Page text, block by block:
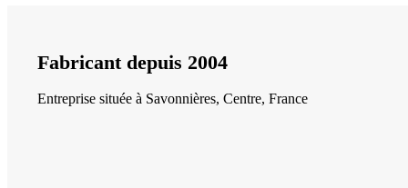
Fabricant depuis 2004
Entreprise située à Savonnières, Centre, France